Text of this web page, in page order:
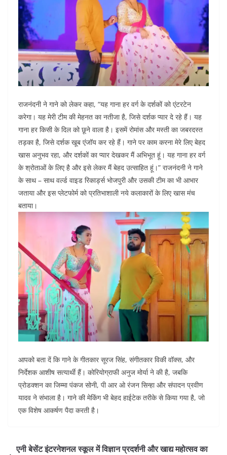
राजनंदनी ने गाने को लेकर कहा, “यह गाना हर वर्ग के दर्शकों को एंटरटेन
करेगा। यह मेरी टीम की मेहनत का नतीजा है, जिसे दर्शक प्यार दे रहे हैं। यह
गाना हर किसी के दिल को छूने वाला है। इसमें रोमांस और मस्ती का जबरदस्त
तड़का है, जिसे दर्शक खूब एंजॉय कर रहे हैं। गाने पर काम करना मेरे लिए बेहद
खास अनुभव रहा, और दर्शकों का प्यार देखकर मैं अभिभूत हूं। यह गाना हर वर्ग
के श्रोताओं के लिए है और इसे लेकर मैं बेहद उत्साहित हूं।” राजनंदनी ने गाने
के साथ – साथ वर्ल्ड वाइड रिकार्ड्स भोजपुरी और उसकी टीम का भी आभार
जताया और इस प्लेटफोर्म को प्रतिभाशाली नये कलाकारों के लिए खास मंच
बताया।
आपको बता दें कि गाने के गीतकार सूरज सिंह, संगीतकार विकी वॉक्स, और
निर्देशक आशीष सत्यार्थी हैं। कोरियोग्राफी अनुज मोर्या ने की है, जबकि
प्रोडक्शन का जिम्मा पंकज सोनी, पी आर ओ रंजन सिन्हा और संपादन प्रवीण
यादव ने संभाला है। गाने की मेकिंग भी बेहद हाईटेक तरीके से किया गया है, जो
एक विशेष आकर्षण पैदा करती है।
एनी बेसेंट इंटरनेशनल स्कूल में विज्ञान प्रदर्शनी और खाद्य महोत्सव का